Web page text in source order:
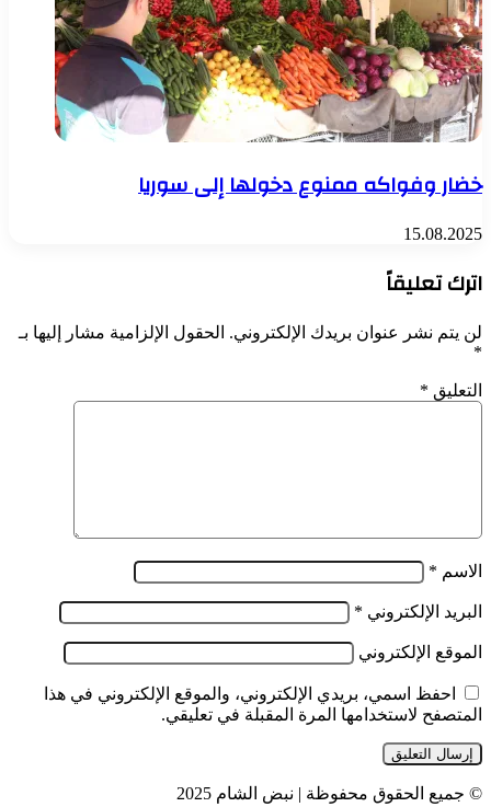
خضار وفواكه ممنوع دخولها إلى سوريا
15.08.2025
اترك تعليقاً
لن يتم نشر عنوان بريدك الإلكتروني. الحقول الإلزامية مشار إليها بـ
*
التعليق *
الاسم *
البريد الإلكتروني *
الموقع الإلكتروني
احفظ اسمي، بريدي الإلكتروني، والموقع الإلكتروني في هذا
المتصفح لاستخدامها المرة المقبلة في تعليقي.
© جميع الحقوق محفوظة | نبض الشام 2025